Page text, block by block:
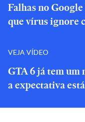
Falhas no
que vírus ignore
VEJA VÍDEO
GTA 6 já tem um
a expectativa